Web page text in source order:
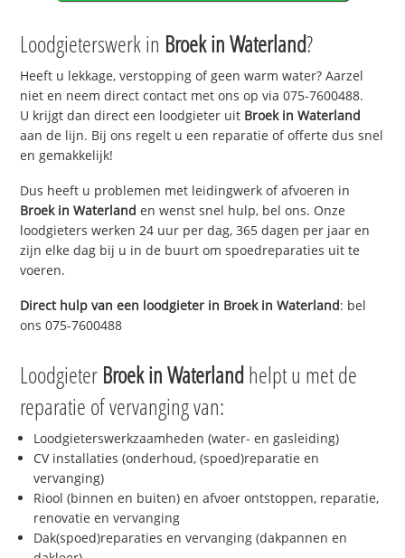
Loodgieterswerk in Broek in Waterland?
Heeft u lekkage, verstopping of geen warm water? Aarzel
niet en neem direct contact met ons op via 075-7600488.
U krijgt dan direct een loodgieter uit Broek in Waterland
aan de lijn. Bij ons regelt u een reparatie of offerte dus snel
en gemakkelijk!
Dus heeft u problemen met leidingwerk of afvoeren in
Broek in Waterland en wenst snel hulp, bel ons. Onze
loodgieters werken 24 uur per dag, 365 dagen per jaar en
zijn elke dag bij u in de buurt om spoedreparaties uit te
voeren.
Direct hulp van een loodgieter in Broek in Waterland: bel
ons 075-7600488
Loodgieter Broek in Waterlandhelpt u met de
reparatie of vervanging van:
Loodgieterswerkzaamheden (water- en gasleiding)
CV installaties (onderhoud, (spoed)reparatie en
vervanging)
Riool (binnen en buiten) en afvoer ontstoppen, reparatie,
renovatie en vervanging
Dak(spoed)reparaties en vervanging (dakpannen en